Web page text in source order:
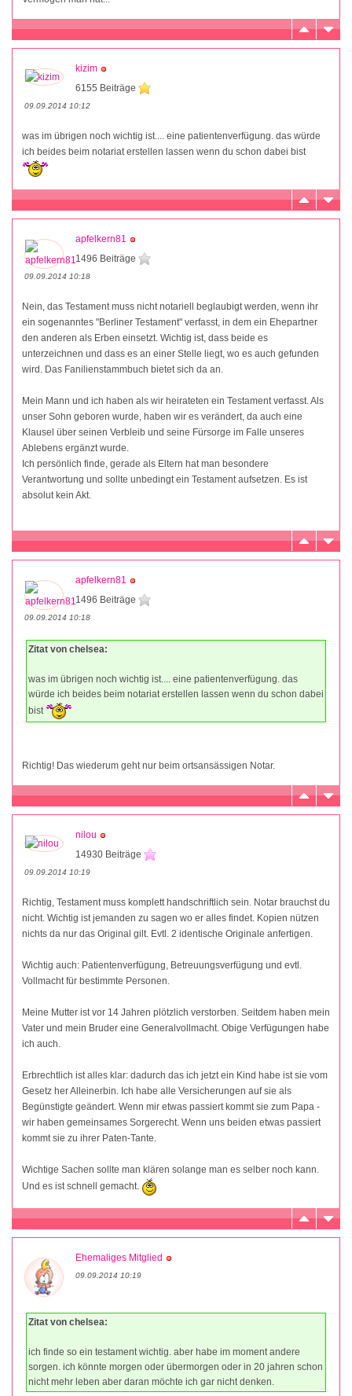
kizim
6155 Beiträge
09.09.2014 10:12
was im übrigen noch wichtig ist.... eine patientenverfügung. das würde
ich beides beim notariat erstellen lassen wenn du schon dabei bist
apfelkern81
1496 Beiträge
09.09.2014 10:18
Nein, das Testament muss nicht notariell beglaubigt werden, wenn ihr
ein sogenanntes "Berliner Testament" verfasst, in dem ein Ehepartner
den anderen als Erben einsetzt. Wichtig ist, dass beide es
unterzeichnen und dass es an einer Stelle liegt, wo es auch gefunden
wird. Das Fanilienstammbuch bietet sich da an.
Mein Mann und ich haben als wir heirateten ein Testament verfasst. Als
unser Sohn geboren wurde, haben wir es verändert, da auch eine
Klausel über seinen Verbleib und seine Fürsorge im Falle unseres
Ablebens ergänzt wurde.
Ich persönlich finde, gerade als Eltern hat man besondere
Verantwortung und sollte unbedingt ein Testament aufsetzen. Es ist
absolut kein Akt.
apfelkern81
1496 Beiträge
09.09.2014 10:18
Zitat von chelsea:
was im übrigen noch wichtig ist.... eine patientenverfügung. das
würde ich beides beim notariat erstellen lassen wenn du schon dabei
bist
Richtig! Das wiederum geht nur beim ortsansässigen Notar.
nilou
14930 Beiträge
09.09.2014 10:19
Richtig, Testament muss komplett handschriftlich sein. Notar brauchst du
nicht. Wichtig ist jemanden zu sagen wo er alles findet. Kopien nützen
nichts da nur das Original gilt. Evtl. 2 identische Originale anfertigen.
Wichtig auch: Patientenverfügung, Betreuungsverfügung und evtl.
Vollmacht für bestimmte Personen.
Meine Mutter ist vor 14 Jahren plötzlich verstorben. Seitdem haben mein
Vater und mein Bruder eine Generalvollmacht. Obige Verfügungen habe
ich auch.
Erbrechtlich ist alles klar: dadurch das ich jetzt ein Kind habe ist sie vom
Gesetz her Alleinerbin. Ich habe alle Versicherungen auf sie als
Begünstigte geändert. Wenn mir etwas passiert kommt sie zum Papa -
wir haben gemeinsames Sorgerecht. Wenn uns beiden etwas passiert
kommt sie zu ihrer Paten-Tante.
Wichtige Sachen sollte man klären solange man es selber noch kann.
Und es ist schnell gemacht.
Ehemaliges Mitglied
09.09.2014 10:19
Zitat von chelsea:
ich finde so ein testament wichtig. aber habe im moment andere
sorgen. ich könnte morgen oder übermorgen oder in 20 jahren schon
nicht mehr leben aber daran möchte ich gar nicht denken.